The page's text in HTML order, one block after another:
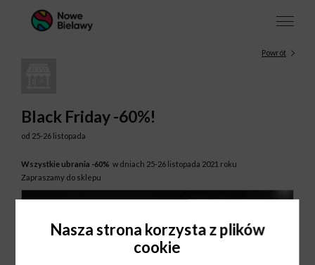
Powrót
Black Friday -60%!
od 25-26 listopada
Wszystkie ubrania -60% w dniach 25-26 listopada 2021 roku
Zapraszamy do sklepu
Nasza strona korzysta z plików
cookie